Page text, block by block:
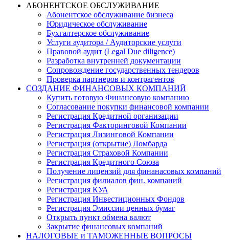
АБОНЕНТСКОЕ ОБСЛУЖИВАНИЕ
Абонентское обслуживание бизнеса
Юридическое обслуживание
Бухгалтерское обслуживание
Услуги аудитора / Аудиторские услуги
Правовой аудит (Legal Due diligence)
Разработка внутренней документации
Сопровождение государственных тендеров
Проверка партнеров и контрагентов
СОЗДАНИЕ ФИНАНСОВЫХ КОМПАНИЙ
Купить готовую Финансовую компанию
Согласование покупки финансовой компании
Регистрация Кредитной организации
Регистрация Факторинговой Компании
Регистрация Лизинговой Компании
Регистрация (открытие) Ломбарда
Регистрация Страховой Компании
Регистрация Кредитного Союза
Получение лицензий для финанасовых компаний
Регистрация филиалов фин. компаний
Регистрация КУА
Регистрация Инвестиционных Фондов
Регистрация Эмиссии ценных бумаг
Открыть пункт обмена валют
Закрытие финансовых компаний
НАЛОГОВЫЕ и ТАМОЖЕННЫЕ ВОПРОСЫ